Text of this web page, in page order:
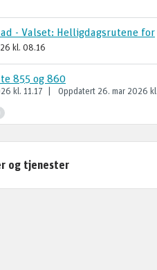
- Valset: Helligdagsrutene for
kl. 08.16
855 og 860
kl. 11.17 Oppdatert 26. mar 2026
og tjenester